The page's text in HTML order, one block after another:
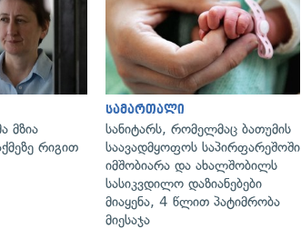
გადახედვა
მზია
რიგით
სამართალი
სანიტარს, რომელმაც ბათუმის
საავადმყოფოს საპირფარეშოში
იმშობიარა და ახალშობილს
სასიკვდილო დაზიანებები
მიაყენა, 4 წლით პატიმრობა
მიესაჯა